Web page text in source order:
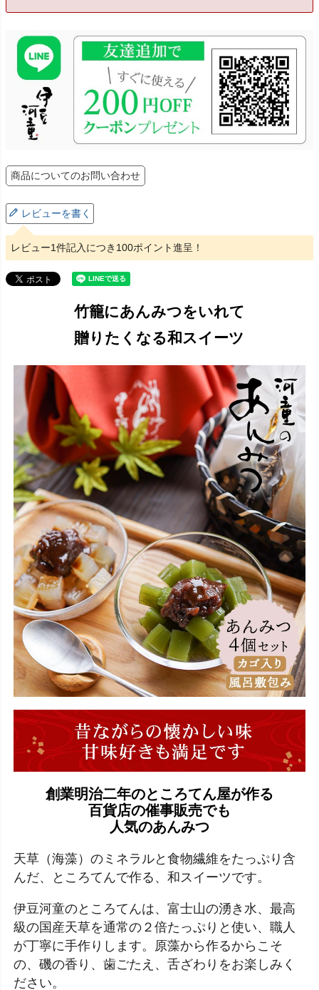
商品についてのお問い合わせ
レビューを書く
レビュー1件記入につき100ポイント進呈！
竹籠にあんみつをいれて
贈りたくなる和スイーツ
創業明治二年のところてん屋が作る
百貨店の催事販売でも
人気のあんみつ
天草（海藻）のミネラルと食物繊維をたっぷり含
んだ、ところてんで作る、和スイーツです。
伊豆河童のところてんは、富士山の湧き水、最高
級の国産天草を通常の２倍たっぷりと使い、職人
が丁寧に手作りします。原藻から作るからこそ
の、磯の香り、歯ごたえ、舌ざわりをお楽しみく
ださい。